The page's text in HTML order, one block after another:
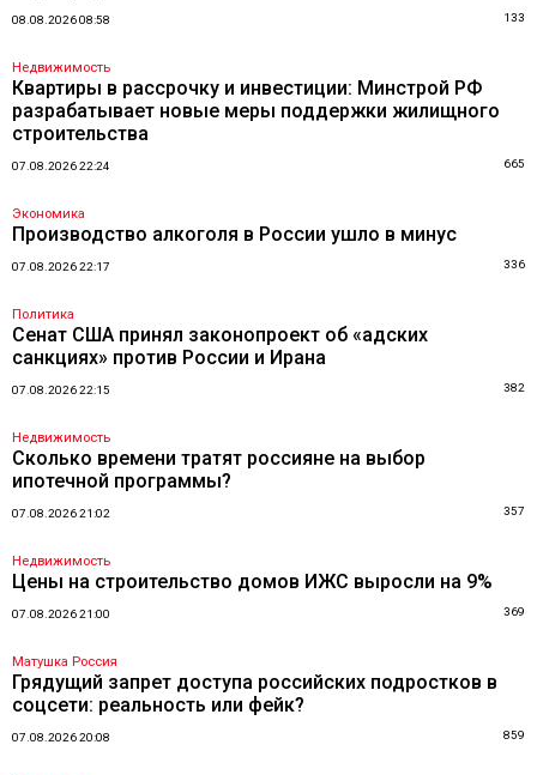
08.08.2026 08:58 133
Недвижимость
Квартиры в рассрочку и инвестиции: Минстрой РФ
разрабатывает новые меры поддержки жилищного
строительства
07.08.2026 22:24 665
Экономика
Производство алкоголя в России ушло в минус
07.08.2026 22:17 336
Политика
Сенат США принял законопроект об «адских
санкциях» против России и Ирана
07.08.2026 22:15 382
Недвижимость
Сколько времени тратят россияне на выбор
ипотечной программы?
07.08.2026 21:02 357
Недвижимость
Цены на строительство домов ИЖС выросли на 9%
07.08.2026 21:00 369
Матушка Россия
Грядущий запрет доступа российских подростков в
соцсети: реальность или фейк?
07.08.2026 20:08 859